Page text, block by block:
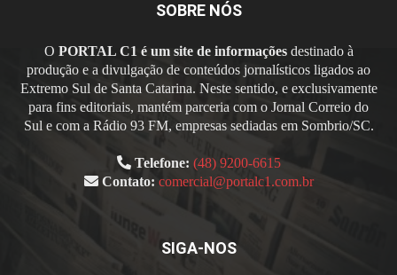
SOBRE NÓS
O PORTAL C1 é um site de informaçõesdestinado à
produção e a divulgação de conteúdos jornalísticos ligados ao
Extremo Sul de Santa Catarina. Neste sentido, e exclusivamente
para fins editoriais, mantém parceria com o Jornal Correio do
Sul e com a Rádio 93 FM, empresas sediadas em Sombrio/SC.
Telefone: (48) 9200-6615
Contato: comercial@portalc1.com.br
SIGA-NOS